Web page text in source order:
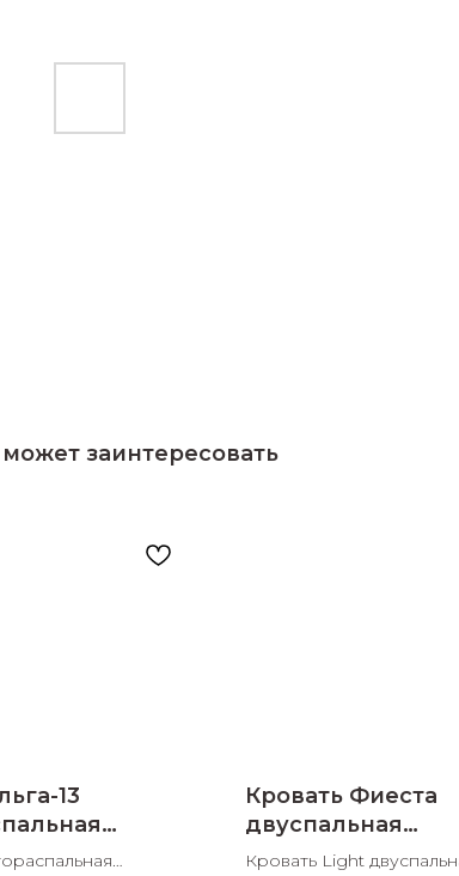
заинтересовать
13
Кровать Фиеста
двуспальная
1750х2032х750
Кровать Light